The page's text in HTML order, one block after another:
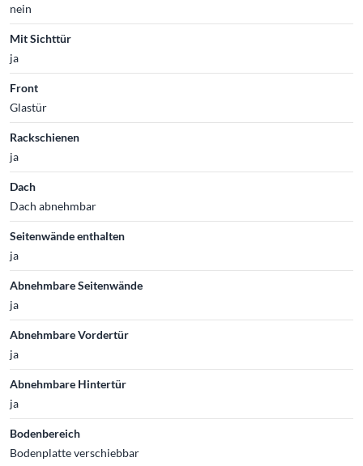
nein
Mit Sichttür
ja
Front
Glastür
Rackschienen
ja
Dach
Dach abnehmbar
Seitenwände enthalten
ja
Abnehmbare Seitenwände
ja
Abnehmbare Vordertür
ja
Abnehmbare Hintertür
ja
Bodenbereich
Bodenplatte verschiebbar